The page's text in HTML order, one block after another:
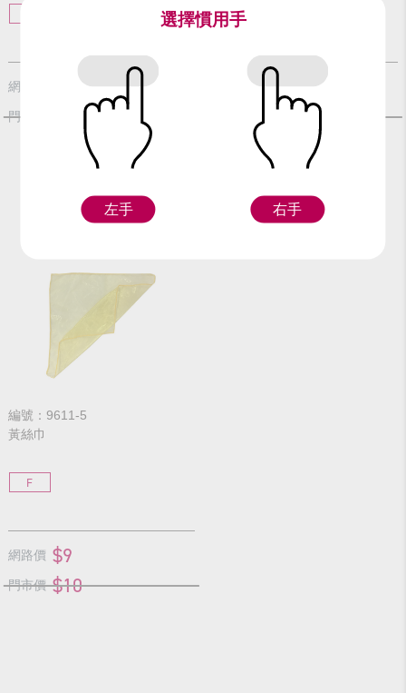
網路價
門市價
F
$9
$10
編號：9611-5
黃絲巾
F
網路價 $9
門市價 $10
選擇慣用手
左手 右手